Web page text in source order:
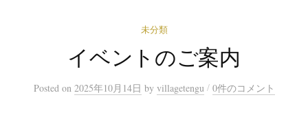
未分類
イベントのご案内
Posted on 2025年10月14日 by villagetengu / 0件のコメント